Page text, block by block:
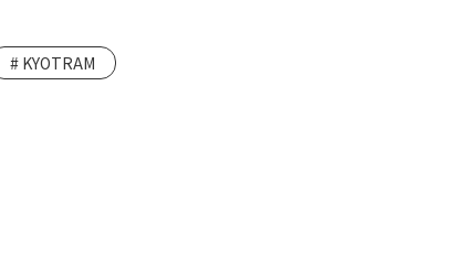
KYOTRAM